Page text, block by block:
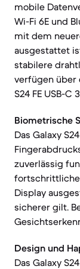
mobile
Wi-Fi 6E und
mit dem
ausgestattet
stabilere
verfügen über
S24 FE USB-C
Biometrische
Das Galaxy
zuverlässig
Display
sicherer gilt.
Design und
Das Galaxy